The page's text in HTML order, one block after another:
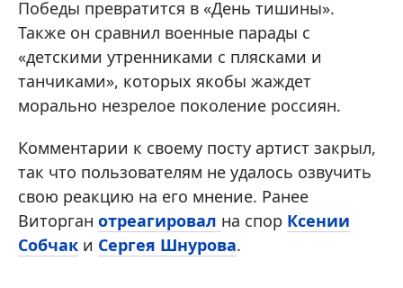
Победы превратится в «День тишины».
Также он сравнил военные парады с
«детскими утренниками с плясками и
танчиками», которых якобы жаждет
морально незрелое поколение россиян.
Комментарии к своему посту артист закрыл,
так что пользователям не удалось озвучить
свою реакцию на его мнение. Ранее
Виторган отреагировал на спор Ксении
Собчак и Сергея Шнурова.